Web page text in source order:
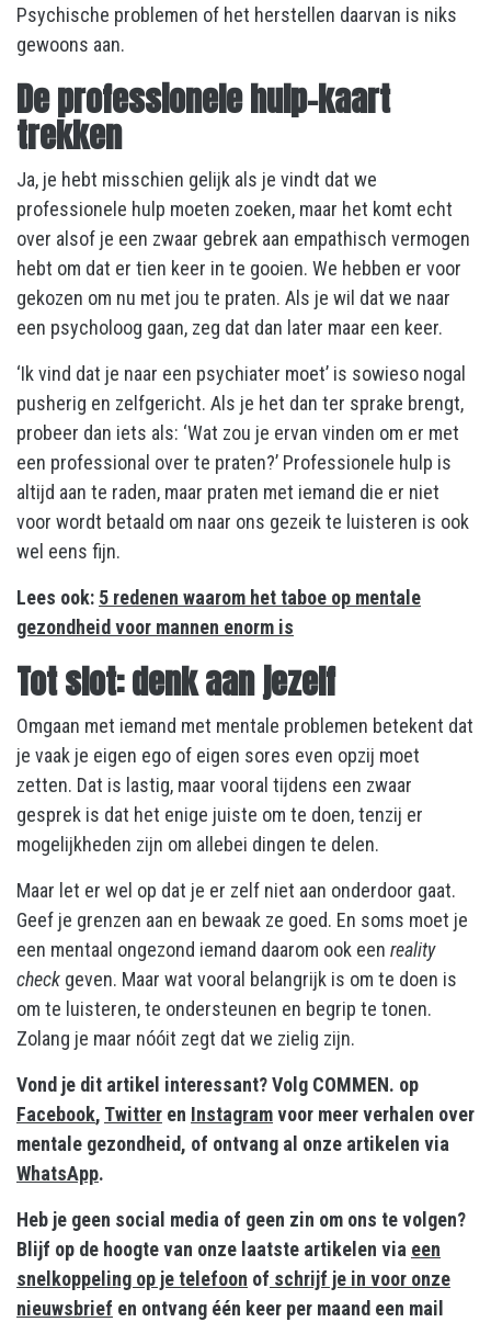
Psychische problemen of het herstellen daarvan is niks
gewoons aan.
De professionele hulp-kaart
trekken
Ja, je hebt misschien gelijk als je vindt dat we
professionele hulp moeten zoeken, maar het komt echt
over alsof je een zwaar gebrek aan empathisch vermogen
hebt om dat er tien keer in te gooien. We hebben er voor
gekozen om nu met jou te praten. Als je wil dat we naar
een psycholoog gaan, zeg dat dan later maar een keer.
‘Ik vind dat je naar een psychiater moet’ is sowieso nogal
pusherig en zelfgericht. Als je het dan ter sprake brengt,
probeer dan iets als: ‘Wat zou je ervan vinden om er met
een professional over te praten?’ Professionele hulp is
altijd aan te raden, maar praten met iemand die er niet
voor wordt betaald om naar ons gezeik te luisteren is ook
wel eens fijn.
Lees ook: 5 redenen waarom het taboe op mentale
gezondheid voor mannen enorm is
Tot slot: denk aan jezelf
Omgaan met iemand met mentale problemen betekent dat
je vaak je eigen ego of eigen sores even opzij moet
zetten. Dat is lastig, maar vooral tijdens een zwaar
gesprek is dat het enige juiste om te doen, tenzij er
mogelijkheden zijn om allebei dingen te delen.
Maar let er wel op dat je er zelf niet aan onderdoor gaat.
Geef je grenzen aan en bewaak ze goed. En soms moet je
een mentaal ongezond iemand daarom ook een reality
check geven. Maar wat vooral belangrijk is om te doen is
om te luisteren, te ondersteunen en begrip te tonen.
Zolang je maar nóóit zegt dat we zielig zijn.
Vond je dit artikel interessant? Volg COMMEN. op
Facebook, Twitter en Instagramvoor meer verhalen over
mentale gezondheid, of ontvang al onze artikelen via
WhatsApp.
Heb je geen social media of geen zin om ons te volgen?
Blijf op de hoogte van onze laatste artikelen via een
snelkoppeling op je telefoon of schrijf je in voor onze
nieuwsbrief en ontvang één keer per maand een mail